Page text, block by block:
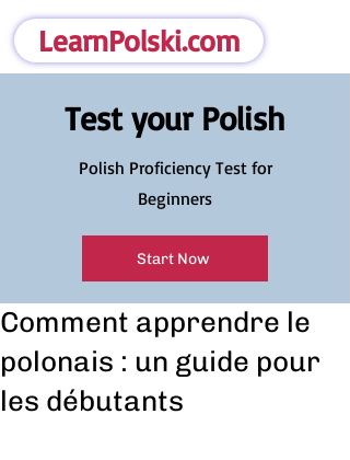
LearnPolski.com
Test your Polish
Polish Proficiency Test for
Beginners
Start Now
Comment apprendre le
polonais : un guide pour
les débutants